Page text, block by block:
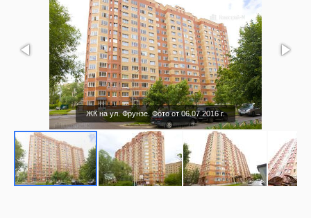
ЖК на ул. Фрунзе. Фото от 06.07.2016 г.